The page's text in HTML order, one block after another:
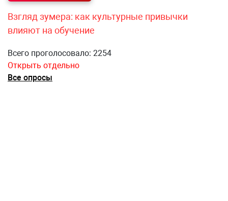
Взгляд зумера: как культурные привычки
влияют на обучение
Всего проголосовало: 2254
Открыть отдельно
Все опросы